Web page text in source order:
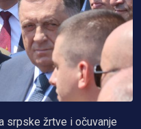
srpske žrtve i očuvanje